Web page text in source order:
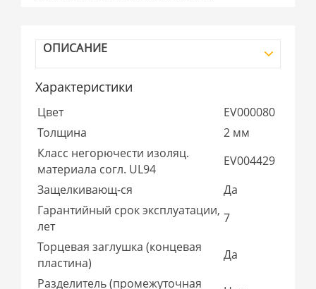
ОПИСАНИЕ
Характеристики
Цвет
EV000080
Толщина
2 мм
Класс негорючести изоляц.
материала согл. UL94
EV004429
Защелкивающ-ся
Да
Гарантийный срок эксплуатации,
лет
7
Торцевая заглушка (концевая
пластина)
Да
Разделитель (промежуточная